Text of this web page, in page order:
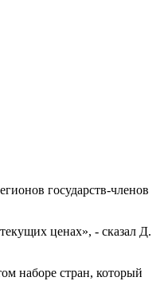
государств-членов
ценах», - сказал Д.
наборе стран, который